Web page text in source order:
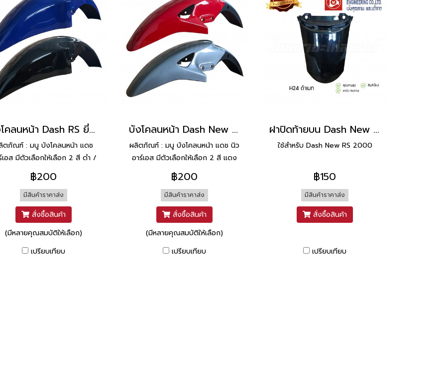
บังโคลนหน้า Dash RS ยี่ห้อ Manoo
ตภัณฑ์ : มนู บังโคลนหน้า แดช
เอส มีตัวเลือกให้เลือก 2 สี ดำ /
฿200
มีสินค้าราคาส่ง
สั่งซื้อสินค้า
(มีหลายคุณสมบัติให้เลือก)
เปรียบเทียบ
บังโคลนหน้า Dash New RS ยี่ห้อ Manoo
ผลิตภัณฑ์ : มนู บังโคลนหน้า แดช นิว
อาร์เอส มีตัวเลือกให้เลือก 2 สี แดง
ส้ม / เทาเมท
฿200
มีสินค้าราคาส่ง
สั่งซื้อสินค้า
(มีหลายคุณสมบัติให้เลือก)
เปรียบเทียบ
ฝาปิดท้ายบน Dash New RS ยี่ห้อ Manoo [H24 ดำเมท]
ใช้สำหรับ Dash New RS 2000
฿150
มีสินค้าราคาส่ง
สั่งซื้อสินค้า
เปรียบเทียบ